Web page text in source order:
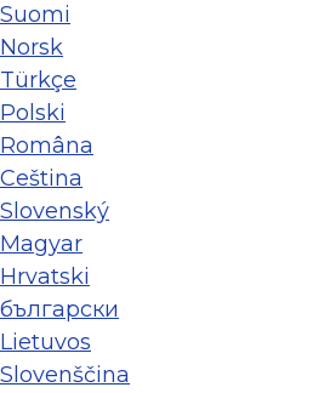
Suomi
Norsk
Türkçe
Polski
Româna
Ceština
Slovenský
Magyar
Hrvatski
български
Lietuvos
Slovenščina